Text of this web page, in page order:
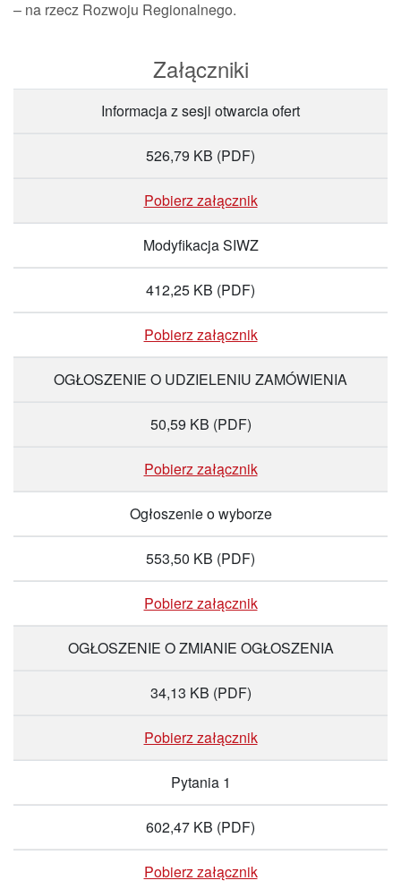
– na rzecz Rozwoju Regionalnego.
Załączniki
Informacja z sesji otwarcia ofert
526,79 KB (PDF)
Pobierz załącznik
Modyfikacja SIWZ
412,25 KB (PDF)
Pobierz załącznik
OGŁOSZENIE O UDZIELENIU ZAMÓWIENIA
50,59 KB (PDF)
Pobierz załącznik
Ogłoszenie o wyborze
553,50 KB (PDF)
Pobierz załącznik
OGŁOSZENIE O ZMIANIE OGŁOSZENIA
34,13 KB (PDF)
Pobierz załącznik
Pytania 1
602,47 KB (PDF)
Pobierz załącznik